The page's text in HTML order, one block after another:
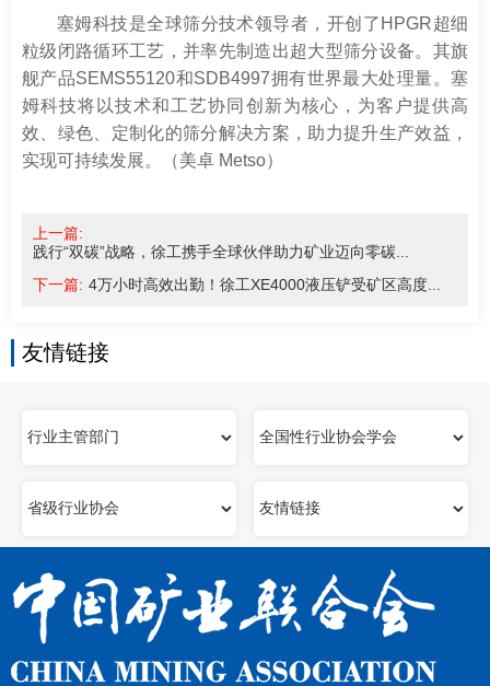
塞姆科技是全球筛分技术领导者，开创了HPGR超细
粒级闭路循环工艺，并率先制造出超大型筛分设备。其旗
舰产品SEMS55120和SDB4997拥有世界最大处理量。塞
姆科技将以技术和工艺协同创新为核心，为客户提供高
效、绿色、定制化的筛分解决方案，助力提升生产效益，
实现可持续发展。（美卓 Metso）
上一篇:
践行“双碳”战略，徐工携手全球伙伴助力矿业迈向零碳...
下一篇: 4万小时高效出勤！徐工XE4000液压铲受矿区高度...
友情链接